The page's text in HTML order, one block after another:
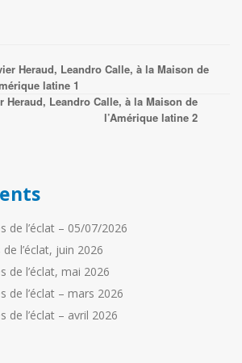
Heraud, Leandro Calle, à la Maison de
latine 1
Heraud, Leandro Calle, à la Maison de
l’Amérique latine 2
de l’éclat – 05/07/2026
l’éclat, juin 2026
de l’éclat, mai 2026
de l’éclat – mars 2026
de l’éclat – avril 2026